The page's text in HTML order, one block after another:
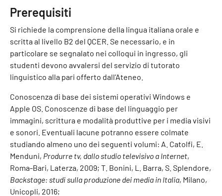
Prerequisiti
Si richiede la comprensione della lingua italiana orale e
scritta al livello B2 del QCER. Se necessario, e in
particolare se segnalato nei colloqui in ingresso, gli
studenti devono avvalersi del servizio di tutorato
linguistico alla pari offerto dall’Ateneo.
Conoscenza di base dei sistemi operativi Windows e
Apple OS. Conoscenze di base del linguaggio per
immagini, scrittura e modalità produttive per i media visivi
e sonori. Eventuali lacune potranno essere colmate
studiando almeno uno dei seguenti volumi: A. Catolfi, E.
Menduni, Produrre tv, dallo studio televisivo a Internet,
Roma-Bari, Laterza, 2009; T. Bonini, L. Barra, S. Splendore,
Backstage: studi sulla produzione dei media in Italia, Milano,
Unicopli, 2016;